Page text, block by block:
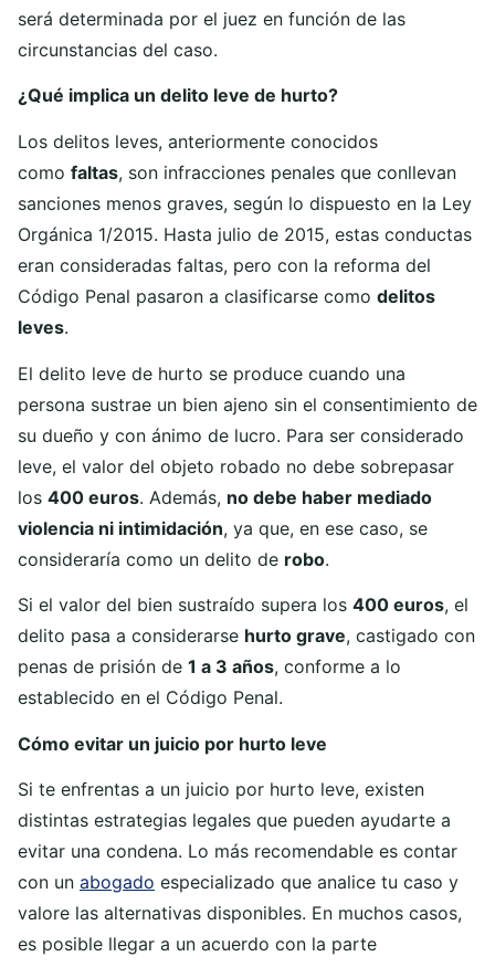
será determinada por el juez en función de las
circunstancias del caso.
¿Qué implica un delito leve de hurto?
Los delitos leves, anteriormente conocidos
como faltas, son infracciones penales que conllevan
sanciones menos graves, según lo dispuesto en la Ley
Orgánica 1/2015. Hasta julio de 2015, estas conductas
eran consideradas faltas, pero con la reforma del
Código Penal pasaron a clasificarse como delitos
leves.
El delito leve de hurto se produce cuando una
persona sustrae un bien ajeno sin el consentimiento de
su dueño y con ánimo de lucro. Para ser considerado
leve, el valor del objeto robado no debe sobrepasar
los 400 euros. Además, no debe haber mediado
violencia ni intimidación, ya que, en ese caso, se
consideraría como un delito de robo.
Si el valor del bien sustraído supera los 400 euros, el
delito pasa a considerarse hurto grave, castigado con
penas de prisión de 1 a 3 años, conforme a lo
establecido en el Código Penal.
Cómo evitar un juicio por hurto leve
Si te enfrentas a un juicio por hurto leve, existen
distintas estrategias legales que pueden ayudarte a
evitar una condena. Lo más recomendable es contar
con un abogado especializado que analice tu caso y
valore las alternativas disponibles. En muchos casos,
es posible llegar a un acuerdo con la parte